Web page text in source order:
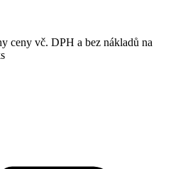
ceny vč. DPH a bez nákladů na